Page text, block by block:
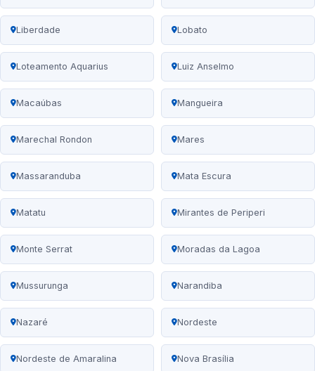
Liberdade Lobato
Loteamento Aquarius Luiz Anselmo
Macaúbas Mangueira
Marechal Rondon Mares
Massaranduba Mata Escura
Matatu Mirantes de Periperi
Monte Serrat Moradas da Lagoa
Mussurunga Narandiba
Nazaré Nordeste
Nordeste de Amaralina Nova Brasília